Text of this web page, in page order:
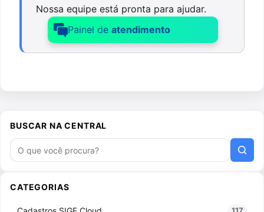
Nossa equipe está pronta para ajudar.
Painel de atendimento
BUSCAR NA CENTRAL
Buscar artigos
CATEGORIAS